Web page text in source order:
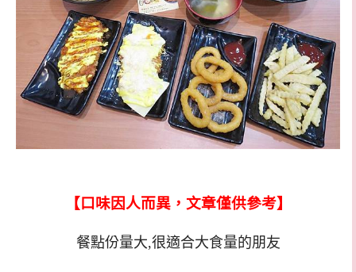
【口味因人而異，文章僅供參考】
餐點份量大,很適合大食量的朋友